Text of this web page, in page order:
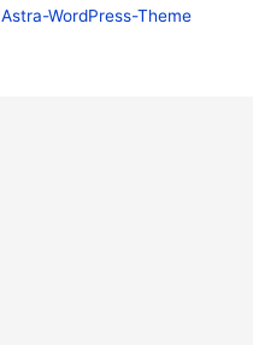
Astra-WordPress-Theme